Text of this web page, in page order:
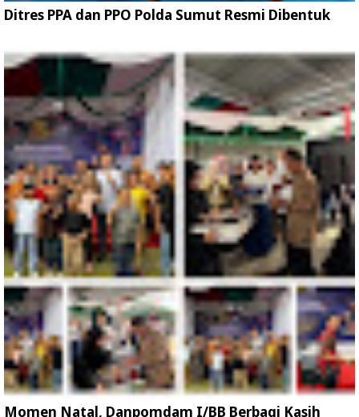
Ditres PPA dan PPO Polda Sumut Resmi Dibentuk
Momen Natal, Danpomdam I/BB Berbagi Kasih